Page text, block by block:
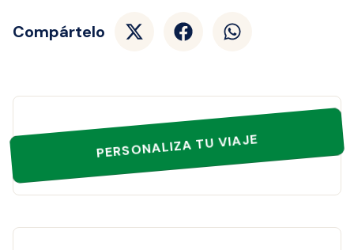
Compártelo
PERSONALIZA TU VIAJE